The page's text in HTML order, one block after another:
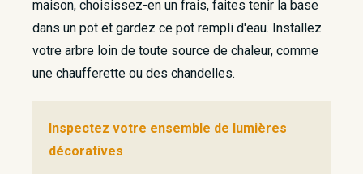
maison, choisissez-en un frais, faites tenir la base
dans un pot et gardez ce pot rempli d'eau. Installez
votre arbre loin de toute source de chaleur, comme
une chaufferette ou des chandelles.
Inspectez votre ensemble de lumières
décoratives